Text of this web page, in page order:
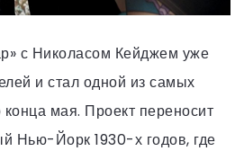
с Николасом Кейджем уже
и стал одной из самых
мая. Проект переносит
Нью-Йорк 1930-х годов, где